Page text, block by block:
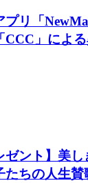
プリ「
」による
ゼント】美
たちの人生